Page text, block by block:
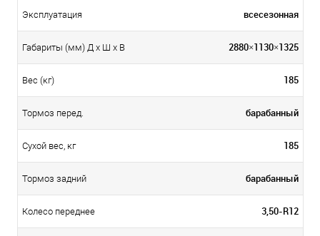
Эксплуатация всесезонная
Габариты (мм) Д x Ш x В 2880×1130×1325
Вес (кг) 185
Тормоз перед. барабанный
Сухой вес, кг 185
Тормоз задний барабанный
Колесо переднее 3,50-R12